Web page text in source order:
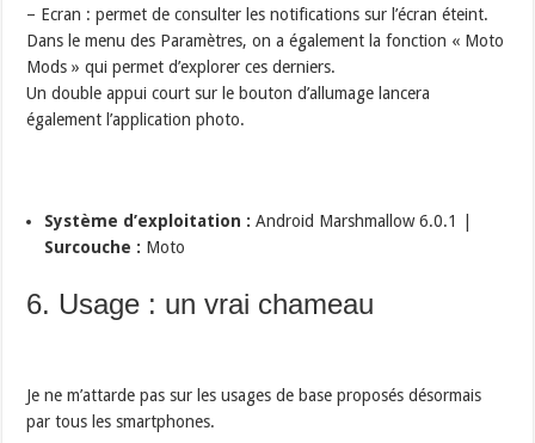
– Ecran : permet de consulter les notifications sur l’écran éteint.
Dans le menu des Paramètres, on a également la fonction « Moto
Mods » qui permet d’explorer ces derniers.
Un double appui court sur le bouton d’allumage lancera
également l’application photo.
Système d’exploitation : Android Marshmallow 6.0.1 |
Surcouche : Moto
6. Usage : un vrai chameau
Je ne m’attarde pas sur les usages de base proposés désormais
par tous les smartphones.